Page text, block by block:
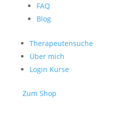
FAQ
Blog
Therapeutensuche
Über mich
Login Kurse
Zum Shop